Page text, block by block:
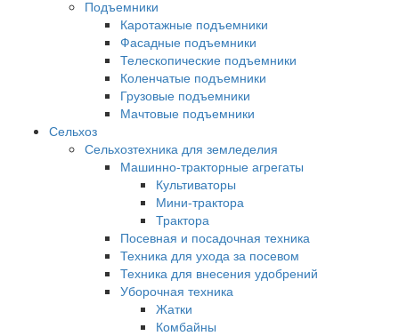
Подъемники
Каротажные подъемники
Фасадные подъемники
Телескопические подъемники
Коленчатые подъемники
Грузовые подъемники
Мачтовые подъемники
Сельхоз
Сельхозтехника для земледелия
Машинно-тракторные агрегаты
Культиваторы
Мини-трактора
Трактора
Посевная и посадочная техника
Техника для ухода за посевом
Техника для внесения удобрений
Уборочная техника
Жатки
Комбайны